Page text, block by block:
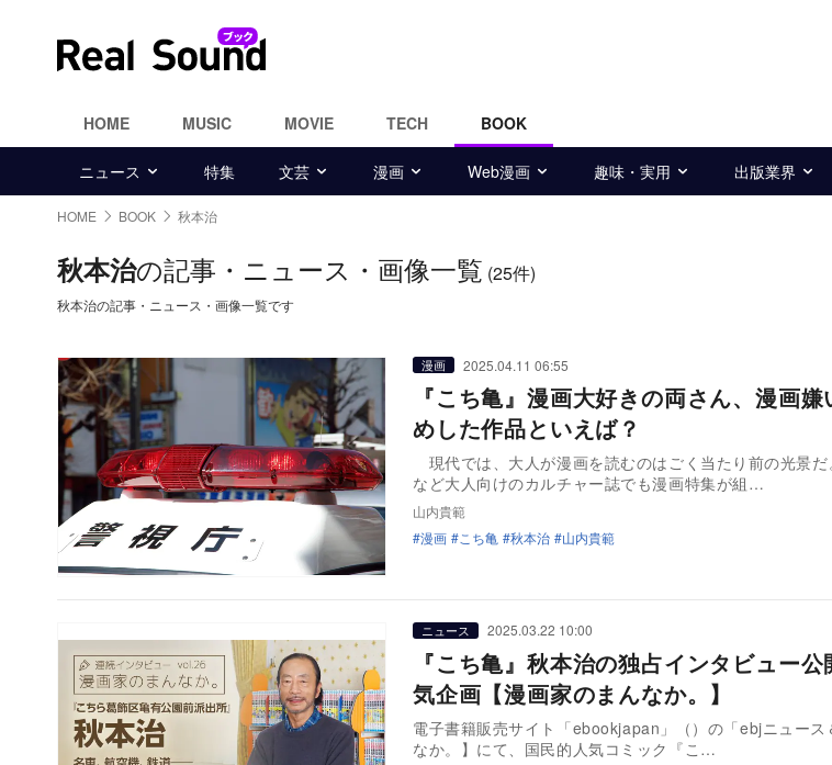
HOME MUSIC MOVIE TECH BOOK
ニュース 特集 文芸 漫画 Web漫画 趣味・実用 出版業界
HOME BOOK 秋本治
秋本治の記事・ニュース・画像一覧 (25件)
秋本治の記事・ニュース・画像一覧です
漫画 2025.04.11 06:55
『こち亀』漫画大好きの両さん、漫画
めした作品といえば？
現代では、大人が漫画を読むのはごく当たり前の光景だ
など大人向けのカルチャー誌でも漫画特集が組…
山内貴範
漫画
こち亀 秋本治 山内貴範
ニュース 2025.03.22 10:00
『こち亀』秋本治の独占インタビュー
気企画【漫画家のまんなか。】
電子書籍販売サイト「ebookjapan」（）の「ebjニュー
なか。】にて、国民的人気コミック『こ…